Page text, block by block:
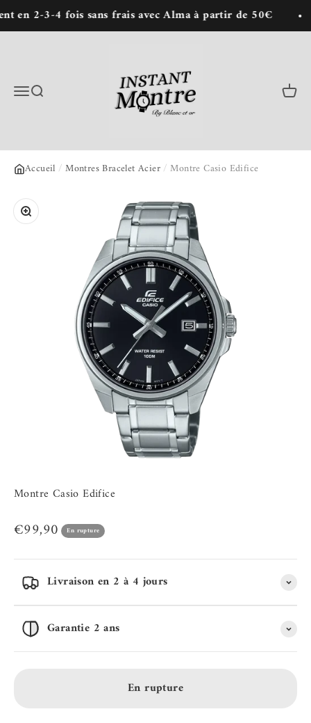
Passer au contenu
2-3-4 fois sans frais avec Alma à partir de 50€
MenuRecherche Panier
Accueil / Montres Bracelet Acier / Montre Casio Edifice
Zoomer sur l'image
Montre Casio Edifice
Prix de vente
€99,90 En rupture
Livraison en 2 à 4 jours
Garantie 2 ans
En rupture